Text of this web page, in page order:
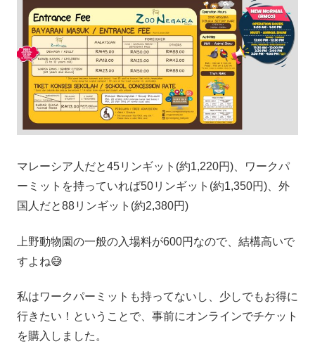
マレーシア人だと45リンギット(約1,220円)、ワークパ
ーミットを持っていれば50リンギット(約1,350円)、外
国人だと88リンギット(約2,380円)
上野動物園の一般の入場料が600円なので、結構高いで
すよね😅
私はワークパーミットも持ってないし、少しでもお得に
行きたい！ということで、事前にオンラインでチケット
を購入しました。